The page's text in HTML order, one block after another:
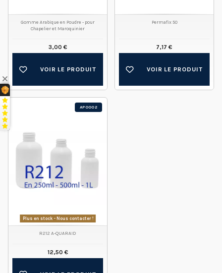
Gomme Arabique en Poudre - pour
Chapelier et Maroquinier
3,00 €
VOIR LE PRODUIT
Permafix 50
7,17 €
VOIR LE PRODUIT
AP0002
Plus en stock - Nous contacter !
R212 A-QUARAID
12,50 €